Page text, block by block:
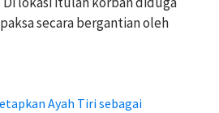
secara bergantian oleh
Ayah Tiri sebagai